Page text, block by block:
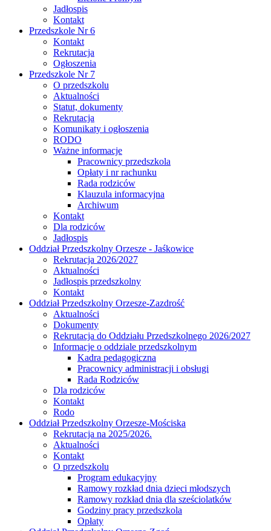
Jadłospis
Kontakt
Przedszkole Nr 6
Kontakt
Rekrutacja
Ogłoszenia
Przedszkole Nr 7
O przedszkolu
Aktualności
Statut, dokumenty
Rekrutacja
Komunikaty i ogłoszenia
RODO
Ważne informacje
Pracownicy przedszkola
Opłaty i nr rachunku
Rada rodziców
Klauzula informacyjna
Archiwum
Kontakt
Dla rodziców
Jadłospis
Oddział Przedszkolny Orzesze - Jaśkowice
Rekrutacja 2026/2027
Aktualności
Jadłospis przedszkolny
Kontakt
Oddział Przedszkolny Orzesze-Zazdrość
Aktualności
Dokumenty
Rekrutacja do Oddziału Przedszkolnego 2026/2027
Informacje o oddziale przedszkolnym
Kadra pedagogiczna
Pracownicy administracji i obsługi
Rada Rodziców
Dla rodziców
Kontakt
Rodo
Oddział Przedszkolny Orzesze-Mościska
Rekrutacja na 2025/2026.
Aktualności
Kontakt
O przedszkolu
Program edukacyjny
Ramowy rozkład dnia dzieci młodszych
Ramowy rozkład dnia dla sześciolatków
Godziny pracy przedszkola
Opłaty